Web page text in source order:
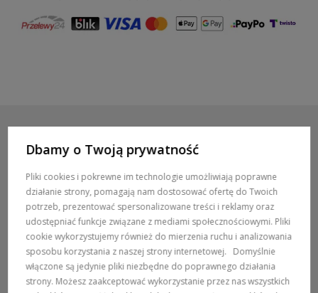
MARKI
POPULARNE KATEGORIE
DOSTAWA:
Dbamy o Twoją prywatność
Pliki cookies i pokrewne im technologie umożliwiają poprawne
działanie strony, pomagają nam dostosować ofertę do Twoich
potrzeb, prezentować spersonalizowane treści i reklamy oraz
udostępniać funkcje związane z mediami społecznościowymi. Pliki
cookie wykorzystujemy również do mierzenia ruchu i analizowania
sposobu korzystania z naszej strony internetowej. Domyślnie
włączone są jedynie pliki niezbędne do poprawnego działania
strony. Możesz zaakceptować wykorzystanie przez nas wszystkich